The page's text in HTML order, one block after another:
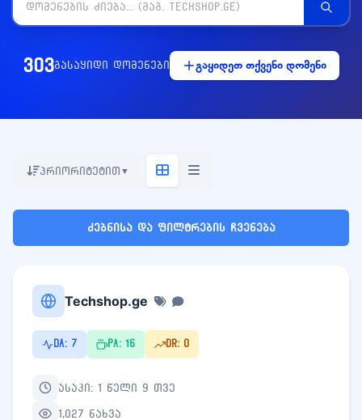
303გასაყიდი დომენები გაყიდეთ თქვენი დომენი
პრიორიტეტით ▼
ძებნისა და ფილტრების ჩვენება
Techshop.ge
DA: 7 PA: 16 DR: 0
ასაკი: 1 წელი 9 თვე
1,027 ნახვა